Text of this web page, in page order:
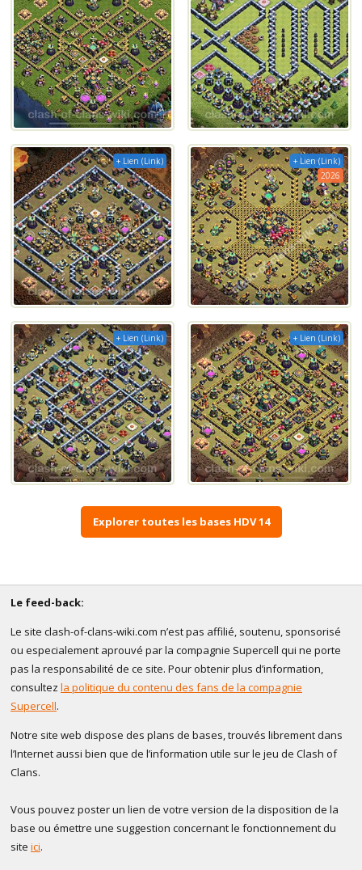
+ Lien (Link)
+ Lien (Link)
2026
+ Lien (Link) + Lien (Link)
Explorer toutes les bases HDV 14
Le feed-back:
Le site clash-of-clans-wiki.com n’est pas affilié, soutenu, sponsorisé
ou especialement aprouvé par la compagnie Supercell qui ne porte
pas la responsabilité de ce site. Pour obtenir plus d’information,
consultez la politique du contenu des fans de la compagnie
Supercell.
Notre site web dispose des plans de bases, trouvés librement dans
l’Internet aussi bien que de l’information utile sur le jeu de Clash of
Clans.
Vous pouvez poster un lien de votre version de la disposition de la
base ou émettre une suggestion concernant le fonctionnement du
site ici.